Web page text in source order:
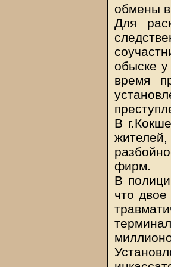
обмены
Для
обыске
время
В
фирм.
В
что